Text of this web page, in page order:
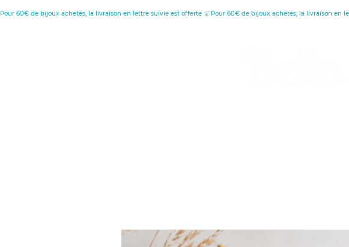
Pour 60€ de bijoux achetés, la livraison en lettre suivie est offerte